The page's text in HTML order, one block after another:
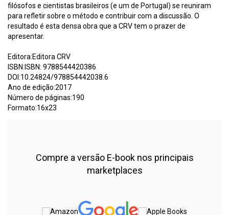
filósofos e cientistas brasileiros (e um de Portugal) se reuniram
para refletir sobre o método e contribuir com a discussão. O
resultado é esta densa obra que a CRV tem o prazer de
apresentar.
Editora:Editora CRV
ISBN:ISBN: 9788544420386
DOI:10.24824/978854442038.6
Ano de edição:2017
Número de páginas:190
Formato:16x23
Compre a versão E-book nos principais
marketplaces